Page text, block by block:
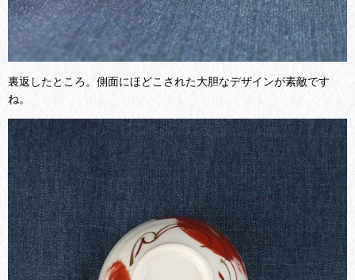
裏返したところ。側面にほどこされた大胆なデザインが素敵です
ね。